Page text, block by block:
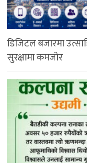
डिजिटल बजारमा
सुरक्षामा कमजोर